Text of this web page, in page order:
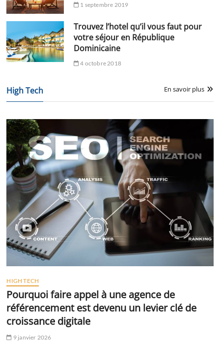
1 septembre 2019
Trouvez l’hotel qu’il vous faut pour
votre séjour en République
Dominicaine
4 octobre 2018
High Tech En savoir plus
HIGH TECH
Pourquoi faire appel à une agence de
référencement est devenu un levier clé de
croissance digitale
9 janvier 2026